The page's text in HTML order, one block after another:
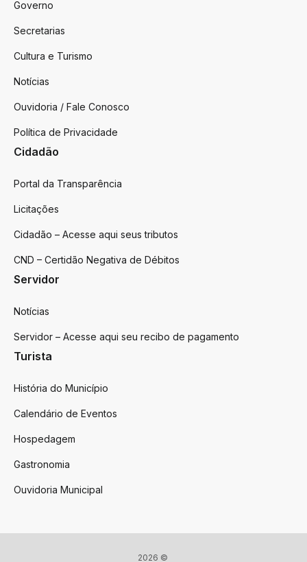
Governo
Secretarias
Cultura e Turismo
Notícias
Ouvidoria / Fale Conosco
Política de Privacidade
Cidadão
Portal da Transparência
Licitações
Cidadão – Acesse aqui seus tributos
CND – Certidão Negativa de Débitos
Servidor
Notícias
Servidor – Acesse aqui seu recibo de pagamento
Turista
História do Município
Calendário de Eventos
Hospedagem
Gastronomia
Ouvidoria Municipal
2026 ©